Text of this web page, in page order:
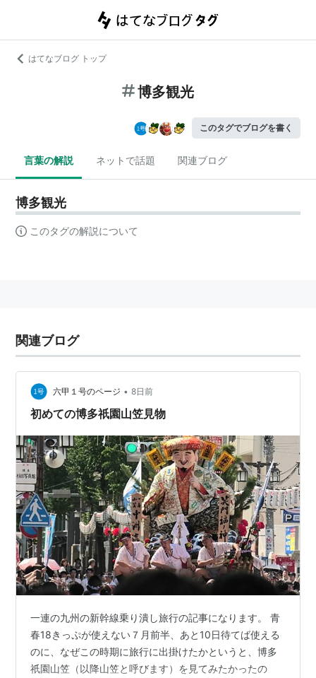
はてなブログ トップ
博多観光
このタグでブログを書く
言葉の解説 ネットで話題 関連ブログ
博多観光
このタグの解説について
関連ブログ
六甲１号のページ • 8日前
初めての博多祇園山笠見物
一連の九州の新幹線乗り潰し旅行の記事になります。 青
春18きっぷが使えない７月前半、あと10日待てば使える
のに、なぜこの時期に旅行に出掛けたかというと、博多
祇園山笠（以降山笠と呼びます）を見てみたかったの